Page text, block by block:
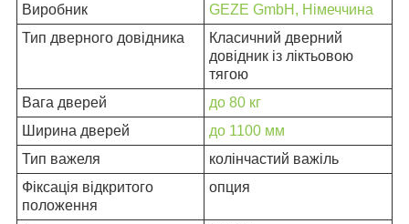
Виробник
GEZE GmbH, Німеччина
Тип дверного довідника
Класичний дверний
довідник із ліктьовою
тягою
Вага дверей
до 80 кг
Ширина дверей
до 1100 мм
Тип важеля
колінчастий важіль
Фіксація відкритого
положення
опция